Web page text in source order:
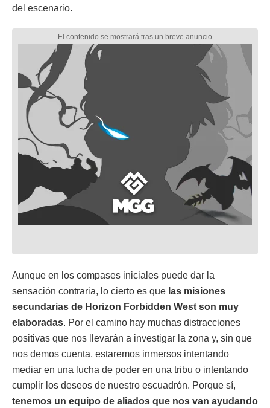
del escenario.
Aunque en los compases iniciales puede dar la
sensación contraria, lo cierto es que las misiones
secundarias de Horizon Forbidden West son muy
elaboradas. Por el camino hay muchas distracciones
positivas que nos llevarán a investigar la zona y, sin que
nos demos cuenta, estaremos inmersos intentando
mediar en una lucha de poder en una tribu o intentando
cumplir los deseos de nuestro escuadrón. Porque sí,
tenemos un equipo de aliados que nos van ayudando